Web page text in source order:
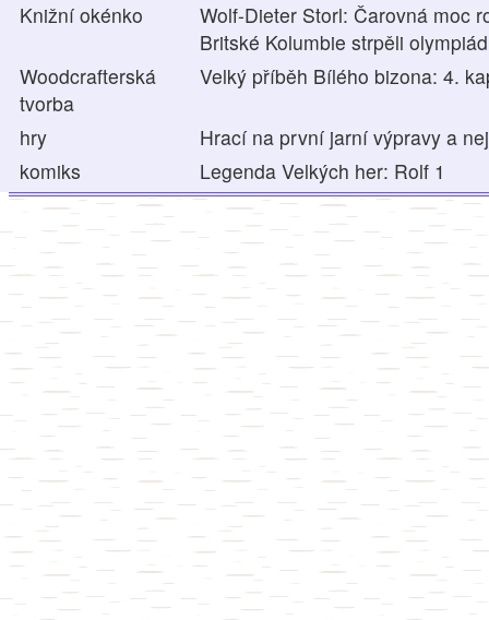
Knižní okénko
Wolf-Dieter Storl: Čarovná moc
Britské Kolumbie strpěli
Woodcrafterská
tvorba
Velký příběh Bílého bizona: 4.
hry
Hrací na první jarní výpravy a
komiks
Legenda Velkých her: Rolf 1